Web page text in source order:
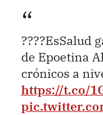
????EsSalud
de Epoetina
crónicos a
https://t.co/